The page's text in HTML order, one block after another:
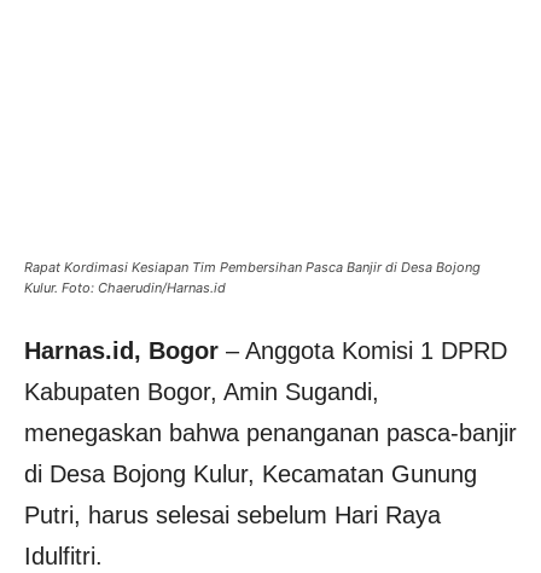
Rapat Kordimasi Kesiapan Tim Pembersihan Pasca Banjir di Desa Bojong
Kulur. Foto: Chaerudin/Harnas.id
Harnas.id, Bogor – Anggota Komisi 1 DPRD
Kabupaten Bogor, Amin Sugandi,
menegaskan bahwa penanganan pasca-banjir
di Desa Bojong Kulur, Kecamatan Gunung
Putri, harus selesai sebelum Hari Raya
Idulfitri.